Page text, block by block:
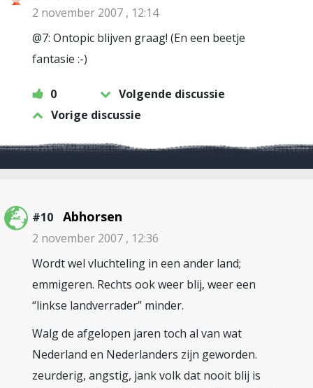
2 november 2007 , 12:14
@7: Ontopic blijven graag! (En een beetje
fantasie :-)
0
Volgende discussie
Vorige discussie
#10 Abhorsen
2 november 2007 , 12:36
Wordt wel vluchteling in een ander land;
emmigeren. Rechts ook weer blij, weer een
“linkse landverrader” minder.
Walg de afgelopen jaren toch al van wat
Nederland en Nederlanders zijn geworden.
zeurderig, angstig, jank volk dat nooit blij is